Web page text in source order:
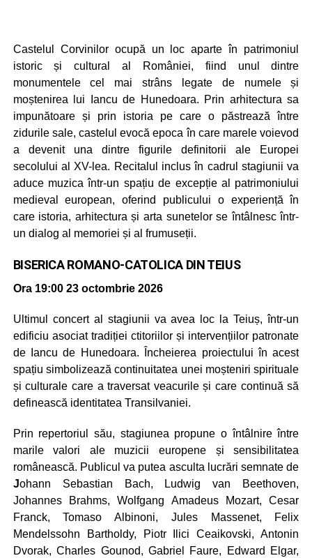
Castelul Corvinilor ocupă un loc aparte în patrimoniul
istoric și cultural al României, fiind unul dintre
monumentele cel mai strâns legate de numele și
moștenirea lui Iancu de Hunedoara. Prin arhitectura sa
impunătoare și prin istoria pe care o păstrează între
zidurile sale, castelul evocă epoca în care marele voievod
a devenit una dintre figurile definitorii ale Europei
secolului al XV-lea. Recitalul inclus în cadrul stagiunii va
aduce muzica într-un spațiu de excepție al patrimoniului
medieval european, oferind publicului o experiență în
care istoria, arhitectura și arta sunetelor se întâlnesc într-
un dialog al memoriei și al frumuseții.
BISERICA ROMANO-CATOLICA DIN TEIUS
Ora 19:00 23 octombrie 2026
Ultimul concert al stagiunii va avea loc la Teiuș, într-un
edificiu asociat tradiției ctitoriilor și intervențiilor patronate
de Iancu de Hunedoara. Încheierea proiectului în acest
spațiu simbolizează continuitatea unei moșteniri spirituale
și culturale care a traversat veacurile și care continuă să
definească identitatea Transilvaniei.
Prin repertoriul său, stagiunea propune o întâlnire între
marile valori ale muzicii europene și sensibilitatea
românească. Publicul va putea asculta lucrări semnate de
Johann Sebastian Bach, Ludwig van Beethoven,
Johannes Brahms, Wolfgang Amadeus Mozart, Cesar
Franck, Tomaso Albinoni, Jules Massenet, Felix
Mendelssohn Bartholdy, Piotr Ilici Ceaikovski, Antonin
Dvorak, Charles Gounod, Gabriel Faure, Edward Elgar,